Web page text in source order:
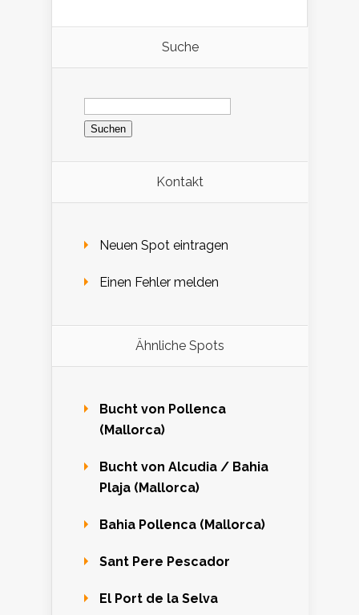
Suche
Suchen
nach:
Kontakt
Neuen Spot eintragen
Einen Fehler melden
Ähnliche Spots
Bucht von Pollenca
(Mallorca)
Bucht von Alcudia / Bahia
Plaja (Mallorca)
Bahia Pollenca (Mallorca)
Sant Pere Pescador
El Port de la Selva